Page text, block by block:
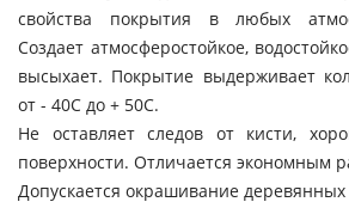
свойства покрытия в любых
Создает атмосферостойкое,
высыхает. Покрытие выдерживает
от - 40С до + 50С.
Не оставляет следов от кисти,
поверхности. Отличается экономным
Допускается окрашивание деревянных